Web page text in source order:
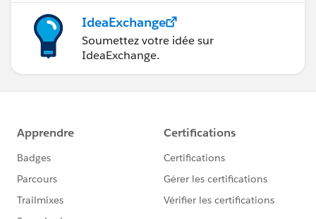
IdeaExchange
Soumettez votre idée sur
IdeaExchange.